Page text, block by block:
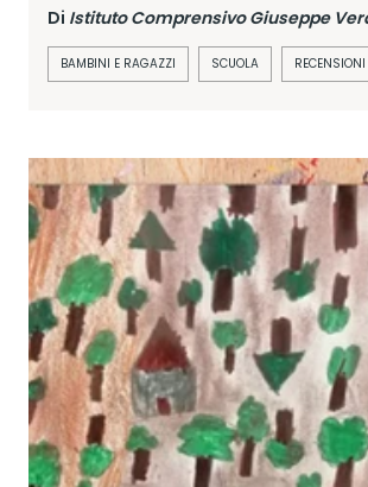
Di Istituto Comprensivo Giuseppe
BAMBINI E RAGAZZI SCUOLA RECENSIONI